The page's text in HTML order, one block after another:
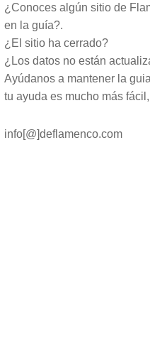
¿Conoces algún sitio de
en la guía?.
¿El sitio ha cerrado?
¿Los datos no están
Ayúdanos a mantener la
tu ayuda es mucho más
info[@]deflamenco.com